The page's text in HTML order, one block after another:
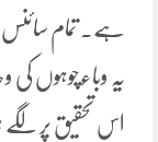
ہے۔ تمام
یہ وباءچوہوں
اس تحقیق پر